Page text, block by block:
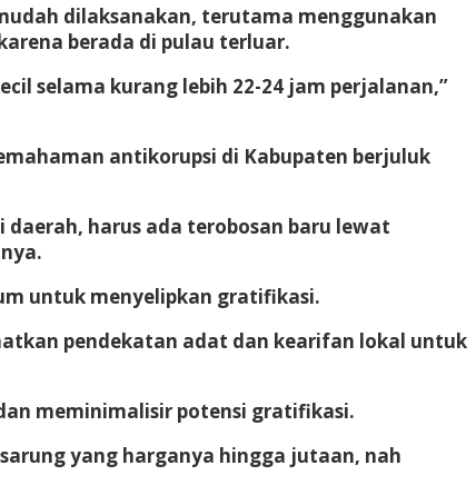
dilaksanakan, terutama menggunakan
berada di pulau terluar.
selama kurang lebih 22-24 jam perjalanan,”
antikorupsi di Kabupaten berjuluk
harus ada terobosan baru lewat
untuk menyelipkan gratifikasi.
pendekatan adat dan kearifan lokal untuk
meminimalisir potensi gratifikasi.
yang harganya hingga jutaan, nah